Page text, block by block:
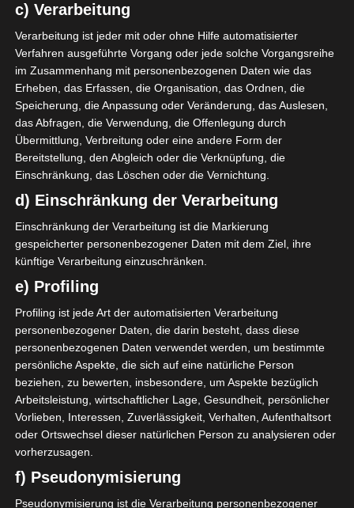
AUFSTELLUNGEN
Avenir Sportif de Soliman (ASS)
A. Louil
M E. Brini
M A. Chtioui
ELvise Kyei Baffour
M Y. Mosrati
Union Sportive Monastirienne (USMO)
32 T
B. Bensaïd
20
D
O. Bouraoui
29
D
M. Saghraoui
30
M
F. Ben Romdhane
13
M
H. Jelassi
7
O H. Teka
M
10
O
I. Mhirsi
19
Z. Aloui
c) Verarbeitung
Verarbeitung ist jeder mit oder ohne Hilfe automatisierter
Verfahren ausgeführte Vorgang oder jede solche Vorgangsreihe
im Zusammenhang mit personenbezogenen Daten wie das
Erheben, das Erfassen, die Organisation, das Ordnen, die
Speicherung, die Anpassung oder Veränderung, das Auslesen,
das Abfragen, die Verwendung, die Offenlegung durch
Übermittlung, Verbreitung oder eine andere Form der
Bereitstellung, den Abgleich oder die Verknüpfung, die
Einschränkung, das Löschen oder die Vernichtung.
d) Einschränkung der Verarbeitung
Einschränkung der Verarbeitung ist die Markierung
gespeicherter personenbezogener Daten mit dem Ziel, ihre
künftige Verarbeitung einzuschränken.
e) Profiling
Profiling ist jede Art der automatisierten Verarbeitung
personenbezogener Daten, die darin besteht, dass diese
personenbezogenen Daten verwendet werden, um bestimmte
persönliche Aspekte, die sich auf eine natürliche Person
beziehen, zu bewerten, insbesondere, um Aspekte bezüglich
Arbeitsleistung, wirtschaftlicher Lage, Gesundheit, persönlicher
Vorlieben, Interessen, Zuverlässigkeit, Verhalten, Aufenthaltsort
oder Ortswechsel dieser natürlichen Person zu analysieren oder
vorherzusagen.
f) Pseudonymisierung
Pseudonymisierung ist die Verarbeitung personenbezogener